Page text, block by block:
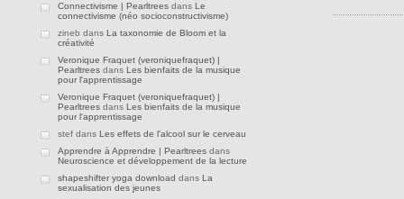
Connectivisme | Pearltrees dans Le
connectivisme (néo socioconstructivisme)
zineb dans La taxonomie de Bloom et la
créativité
Veronique Fraquet (veroniquefraquet) |
Pearltrees dans Les bienfaits de la musique
pour l'apprentissage
Veronique Fraquet (veroniquefraquet) |
Pearltrees dans Les bienfaits de la musique
pour l'apprentissage
stef dans Les effets de l'alcool sur le cerveau
Apprendre à Apprendre | Pearltrees dans
Neuroscience et développement de la lecture
shapeshifter yoga download dans La
sexualisation des jeunes